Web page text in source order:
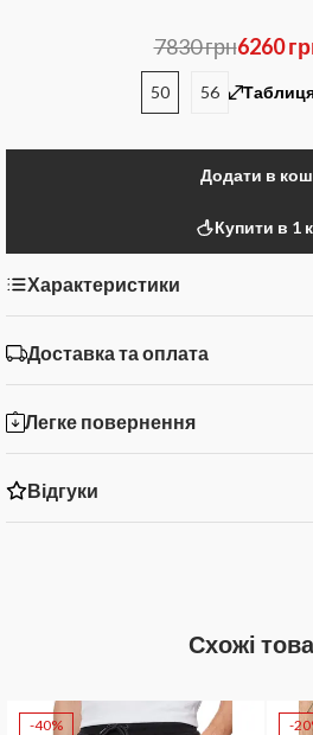
7830 грн6260
50 56
Додати в
Купити в 1
Характеристики
Доставка та оплата
Легке повернення
Відгуки
Схожі
-40% -